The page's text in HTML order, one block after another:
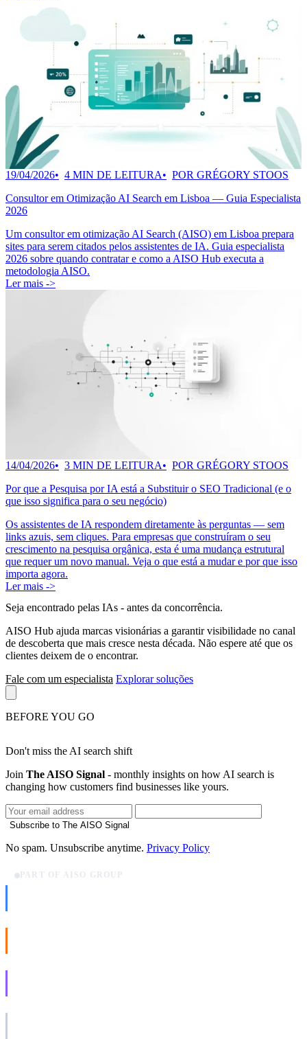
19/04/2026 4 MIN DE LEITURA
POR GRÉGORY STOOS
Consultor em Otimização AI Search em Lisboa — Guia Especialista
2026
Um consultor em otimização AI Search (AISO) em Lisboa prepara
sites para serem citados pelos assistentes de IA. Guia especialista
2026 sobre quando contratar e como a AISO Hub executa a
metodologia AISO.
Ler mais ->
14/04/2026 3 MIN DE LEITURA
POR GRÉGORY STOOS
Por que a Pesquisa por IA está a Substituir o SEO Tradicional (e o
que isso significa para o seu negócio)
Os assistentes de IA respondem diretamente às perguntas — sem
links azuis, sem cliques. Para empresas que construíram o seu
crescimento na pesquisa orgânica, esta é uma mudança estrutural
que requer um novo manual. Veja o que está a mudar e por que isso
importa agora.
Ler mais ->
Seja encontrado pelas IAs - antes da concorrência.
AISO Hub ajuda marcas visionárias a garantir visibilidade no canal
de descoberta que mais cresce nesta década. Não espere até que os
clientes deixem de o encontrar.
Fale com um especialista Explorar soluções
BEFORE YOU GO
Don't miss the AI search shift
Join The AISO Signal - monthly insights on how AI search is
changing how customers find businesses like yours.
Subscribe to The AISO Signal
No spam. Unsubscribe anytime. Privacy Policy
PART OF AISO GROUP